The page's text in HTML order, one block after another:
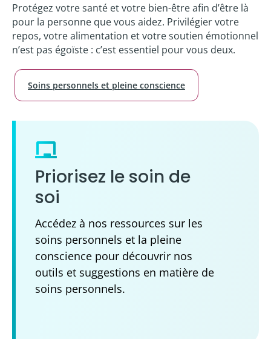
Protégez votre santé et votre bien-être afin d’être là
pour la personne que vous aidez. Privilégier votre
repos, votre alimentation et votre soutien émotionnel
n’est pas égoïste : c’est essentiel pour vous deux.
Soins personnels et pleine conscience
Priorisez le soin de
soi
Accédez à nos ressources sur les
soins personnels et la pleine
conscience pour découvrir nos
outils et suggestions en matière de
soins personnels.